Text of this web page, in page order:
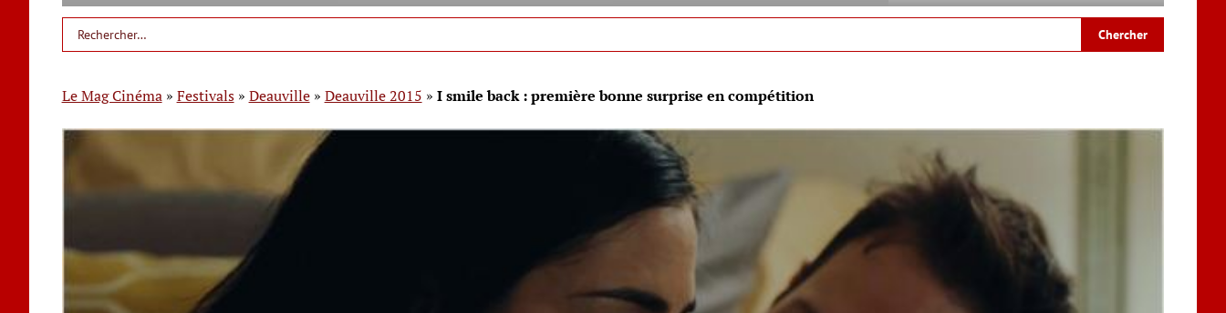
Le Mag Cinéma» Festivals» Deauville» Deauville 2015 » I smile back : première bonne surprise en compétition